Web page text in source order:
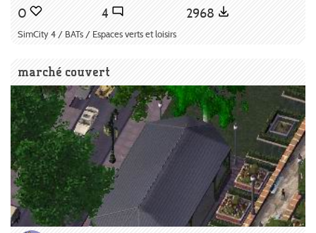
0 4 2968
SimCity 4 / BATs / Espaces verts et loisirs
marché couvert